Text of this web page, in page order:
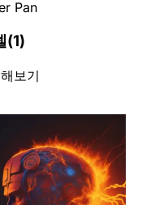
Pan
(1)
보기